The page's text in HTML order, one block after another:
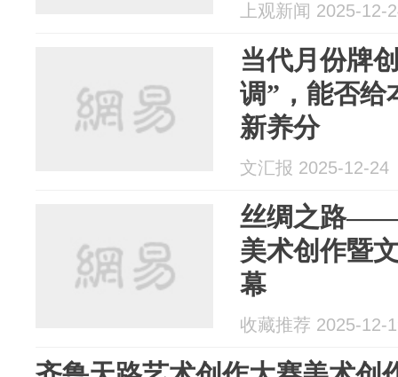
上观新闻 2025-12-
当代月份牌
调”，能否给
新养分
文汇报 2025-12-24
丝绸之路——
美术创作暨
幕
收藏推荐 2025-12-